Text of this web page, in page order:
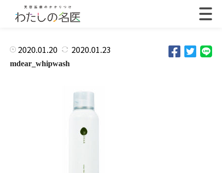
2020.01.20 2020.01.23
mdear_whipwash